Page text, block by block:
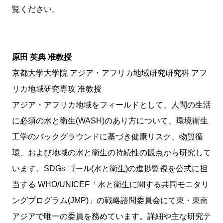
覧ください。
原田 英典 准教授
京都大学大学院 アジア・アフリカ地域研究研究科 アフ
リカ地域研究専攻 准教授
アジア・アフリカ地域をフィールドとして、人間の生活
に必須の水と衛生(WASH)のあり方について、環境衛生
工学のバックグラウンドに基づき健康リスク、物質循
環、および地域の水と衛生の持続性の観点から研究して
います。SDGs ゴール(水と衛生)の進捗監視を公式に担
当する WHO/UNICEF「水と衛生に関する共同モニタリ
ングプログラム(JMP)」の戦略諮問委員会にて東・東南
アジアで唯一の委員を務めています。詳細や主な研究テ